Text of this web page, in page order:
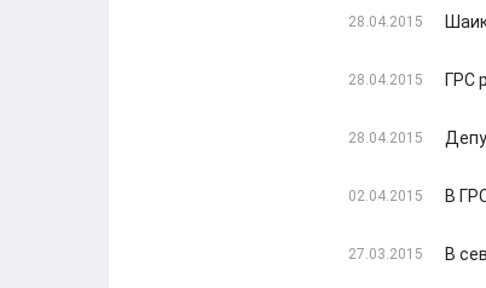
28.04.2015
28.04.2015 ГРС
28.04.2015
02.04.2015 В
27.03.2015 В